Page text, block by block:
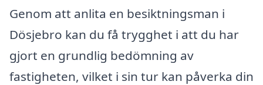
Genom att anlita en besiktningsman i
Dösjebro kan du få trygghet i att du har
gjort en grundlig bedömning av
fastigheten, vilket i sin tur kan påverka din